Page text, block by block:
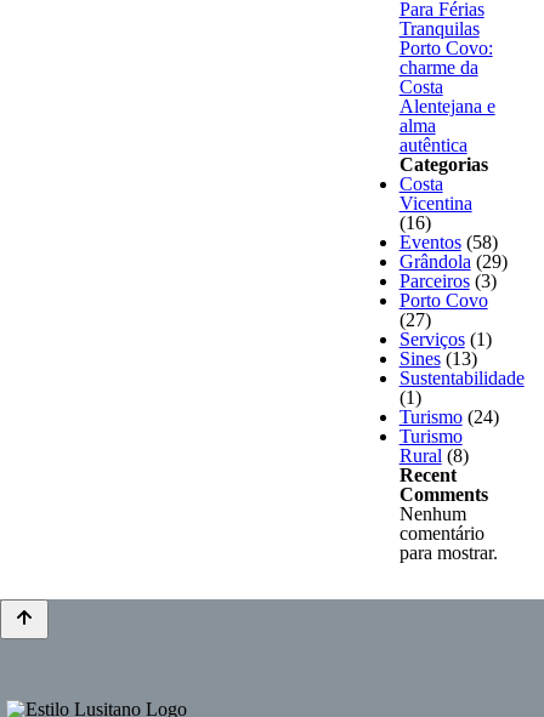
Para Férias
Tranquilas
Porto Covo:
charme da
Costa
Alentejana e
alma
autêntica
Categorias
Costa
Vicentina
(16)
Eventos(58)
Grândola (29)
Parceiros(3)
Porto Covo
(27)
Serviços(1)
Sines(13)
Sustentabilidade
(1)
Turismo(24)
Turismo
Rural (8)
Recent
Comments
Nenhum
comentário
para mostrar.